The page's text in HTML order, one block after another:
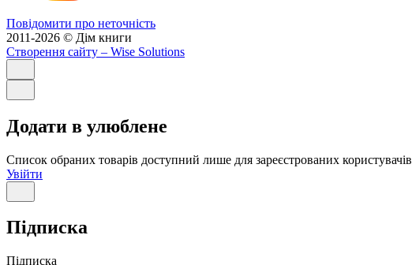
Повідомити про неточність
2011-2026 © Дім книги
Створення сайту – Wise Solutions
Додати в улюблене
Список обраних товарів доступний лише для зареєстрованих користувачів
Увійти
Підписка
Підписка